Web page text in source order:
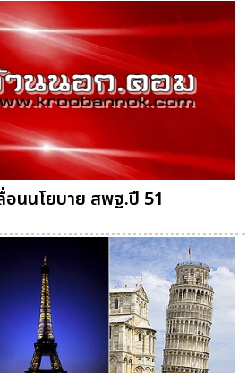
อนนโยบาย สพฐ.ปี 51